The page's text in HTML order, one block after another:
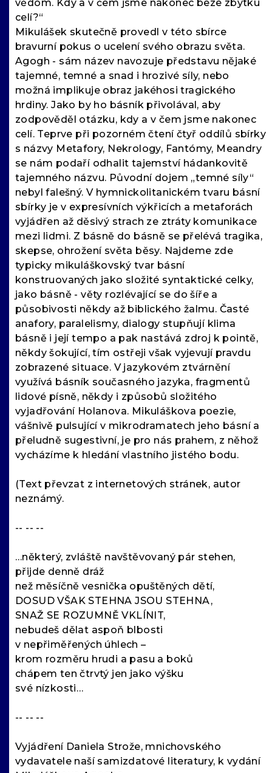
vědom. Kdy a v čem jsme nakonec beze zbytku
celí?“
Mikulášek skutečně provedl v této sbírce
bravurní pokus o ucelení svého obrazu světa.
Agogh - sám název navozuje představu nějaké
tajemné, temné a snad i hrozivé síly, nebo
možná implikuje obraz jakéhosi tragického
hrdiny. Jako by ho básník přivolával, aby
zodpověděl otázku, kdy a v čem jsme nakonec
celí. Teprve při pozorném čtení čtyř oddílů sbírky
s názvy Metafory, Nekrology, Fantómy, Meandry
se nám podaří odhalit tajemství hádankovitě
tajemného názvu. Původní dojem „temné síly“
nebyl falešný. V hymnickolitanickém tvaru básní
sbírky je v expresívních výkřicích a metaforách
vyjádřen až děsivý strach ze ztráty komunikace
mezi lidmi. Z básně do básně se přelévá tragika,
skepse, ohrožení světa běsy. Najdeme zde
typicky mikuláškovský tvar básní
konstruovaných jako složité syntaktické celky,
jako básně - věty rozlévající se do šíře a
působivosti někdy až biblického žalmu. Časté
anafory, paralelismy, dialogy stupňují klima
básně i její tempo a pak nastává zdroj k pointě,
někdy šokující, tím ostřeji však vyjevují pravdu
zobrazené situace. V jazykovém ztvárnění
využívá básník současného jazyka, fragmentů
lidové písně, někdy i způsobů složitého
vyjadřování Holanova. Mikuláškova poezie,
vášnivě pulsující v mikrodramatech jeho básní a
přeludně sugestivní, je pro nás prahem, z něhož
vycházíme k hledání vlastního jistého bodu.
(Text převzat z internetových stránek, autor
neznámý.
-- -- --
…některý, zvláště navštěvovaný pár stehen,
přijde denně dráž
než měsíčně vesnička opuštěných dětí,
DOSUD VŠAK STEHNA JSOU STEHNA,
SNAŽ SE ROZUMNĚ VKLÍNIT,
nebudeš dělat aspoň blbosti
v nepřiměřených úhlech –
krom rozměru hrudi a pasu a boků
chápem ten čtrvtý jen jako výšku
své nízkosti…
-- -- --
Vyjádření Daniela Strože, mnichovského
vydavatele naší samizdatové literatury, k vydání